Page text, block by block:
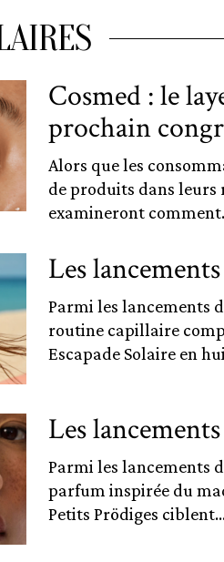
Cosmed : le
prochain
Alors que les
de produits dans leurs
examineront
Les
Parmi les lancements
routine capillaire
Escapade Solaire en
Les
Parmi les lancements
parfum inspirée du
Petits Prödiges